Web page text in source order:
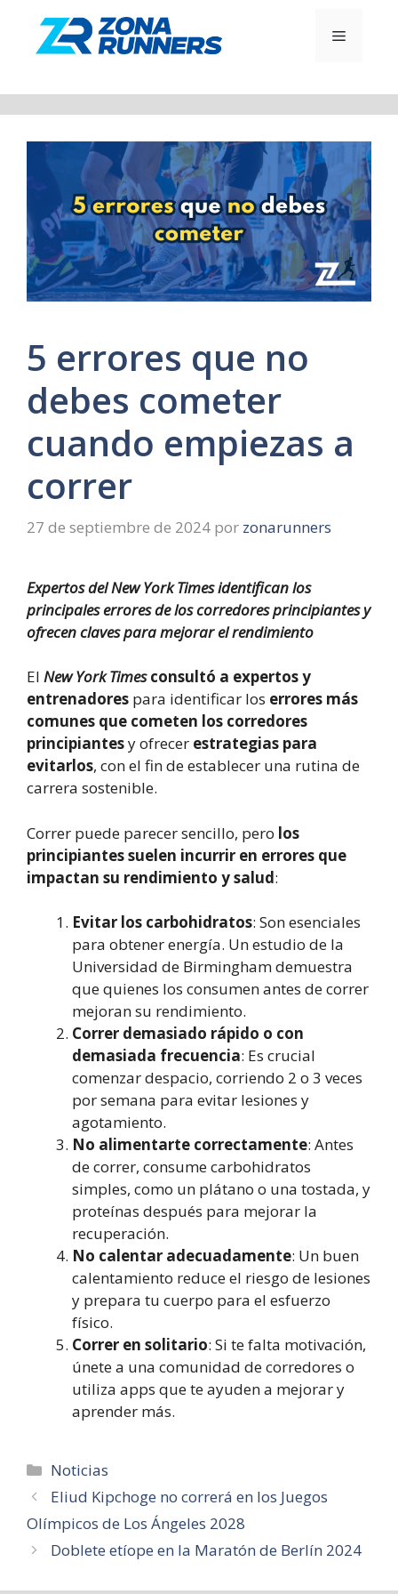
contenido
MENÚ
5 errores que no
debes cometer
cuando empiezas a
correr
27 de septiembre de 2024 por zonarunners
Expertos del New York Times identifican los
principales errores de los corredores principiantes y
ofrecen claves para mejorar el rendimiento
El New York Timesconsultó a expertos y
entrenadores para identificar los errores más
comunes que cometen los corredores
principiantesy ofrecer estrategias para
evitarlos, con el fin de establecer una rutina de
carrera sostenible.
Correr puede parecer sencillo, pero los
principiantes suelen incurrir en errores que
impactan su rendimiento y salud:
Evitar los carbohidratos: Son esenciales
para obtener energía. Un estudio de la
Universidad de Birmingham demuestra
que quienes los consumen antes de correr
mejoran su rendimiento.
Correr demasiado rápido o con
demasiada frecuencia: Es crucial
comenzar despacio, corriendo 2 o 3 veces
por semana para evitar lesiones y
agotamiento.
No alimentarte correctamente: Antes
de correr, consume carbohidratos
simples, como un plátano o una tostada, y
proteínas después para mejorar la
recuperación.
No calentar adecuadamente: Un buen
calentamiento reduce el riesgo de lesiones
y prepara tu cuerpo para el esfuerzo
físico.
Correr en solitario: Si te falta motivación,
únete a una comunidad de corredores o
utiliza apps que te ayuden a mejorar y
aprender más.
Categorías
Noticias
Eliud Kipchoge no correrá en los Juegos
Olímpicos de Los Ángeles 2028
Doblete etíope en la Maratón de Berlín 2024